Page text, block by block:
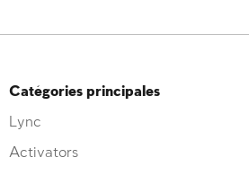
Catégories principales
Lync
Activators